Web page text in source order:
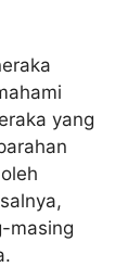
yang
masing